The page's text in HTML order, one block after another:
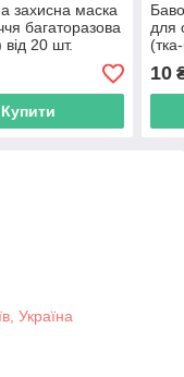
захисна маска
багаторазова
від 20 шт.
Купити
для
10
Україна